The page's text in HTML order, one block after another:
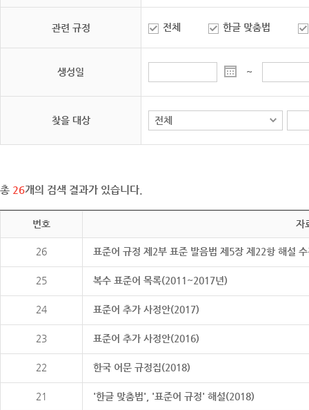
관련 규정 전체 한글 맞춤법
생성일 ~
찾을 대상
총 26개의 검색 결과가 있습니다.
번호 자
26 표준어 규정 제2부 표준 발음법 제5장 제22항 해설
25 복수 표준어 목록(2011~2017년)
24 표준어 추가 사정안(2017)
23 표준어 추가 사정안(2016)
22 한국 어문 규정집(2018)
21 '한글 맞춤법', '표준어 규정' 해설(2018)